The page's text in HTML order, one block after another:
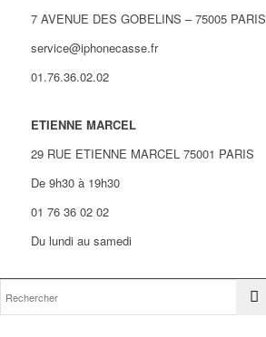
7 AVENUE DES GOBELINS – 75005 PARIS
service@iphonecasse.fr
01.76.36.02.02
ETIENNE MARCEL
29 RUE ETIENNE MARCEL 75001 PARIS
De 9h30 à 19h30
01 76 36 02 02
Du lundi au samedi